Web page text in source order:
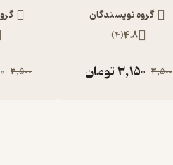
گروه نویسندگان
4.8
(
4
)
3,500
3,150تومان 3,500